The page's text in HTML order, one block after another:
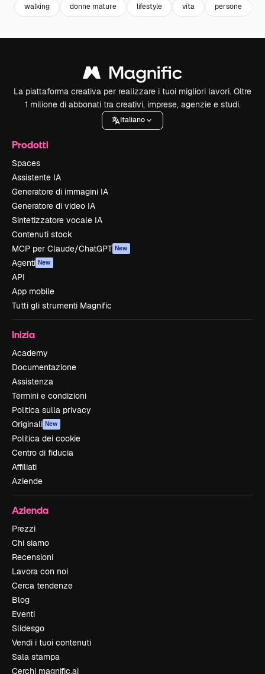
walking donne mature lifestyle vita persone
La piattaforma creativa per realizzare i tuoi migliori lavori. Oltre
1 milione di abbonati tra creativi, imprese, agenzie e studi.
Italiano
Prodotti
Spaces
Assistente IA
Generatore di immagini IA
Generatore di video IA
Sintetizzatore vocale IA
Contenuti stock
MCP per Claude/ChatGPT New
Agenti New
API
App mobile
Tutti gli strumenti Magnific
Inizia
Academy
Documentazione
Assistenza
Termini e condizioni
Politica sulla privacy
Originali New
Politica dei cookie
Centro di fiducia
Affiliati
Aziende
Azienda
Prezzi
Chi siamo
Recensioni
Lavora con noi
Cerca tendenze
Blog
Eventi
Slidesgo
Vendi i tuoi contenuti
Sala stampa
Cerchi magnific.ai